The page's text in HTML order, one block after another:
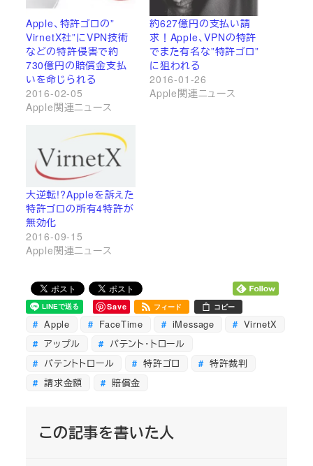
Apple、特許ゴロの”
VirnetX社”にVPN技術
などの特許侵害で約
730億円の賠償金支払
いを命じられる
2016-02-05
Apple関連ニュース
約627億円の支払い請
求！Apple、VPNの特許
でまた有名な”特許ゴロ”
に狙われる
2016-01-26
Apple関連ニュース
大逆転!?Appleを訴えた
特許ゴロの所有4特許が
無効化
2016-09-15
Apple関連ニュース
Save フィード コピー
Apple FaceTime iMessage
VirnetX
アップル
パテント・トロール
パテントトロール
特許ゴロ
特許裁判
請求金額
賠償金
この記事を書いた人